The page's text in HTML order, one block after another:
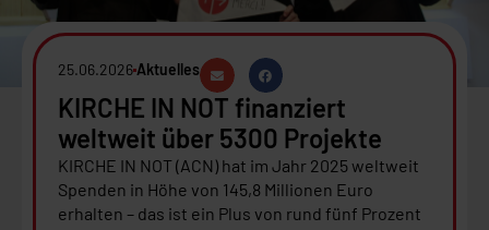
25.06.2026 Aktuelles
KIRCHE IN NOT finanziert
weltweit über 5300 Projekte
KIRCHE IN NOT (ACN) hat im Jahr 2025 weltweit
Spenden in Höhe von 145,8 Millionen Euro
erhalten – das ist ein Plus von rund fünf Prozent